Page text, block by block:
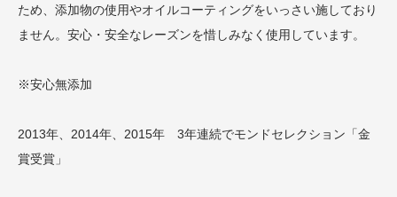
ため、添加物の使用やオイルコーティングをいっさい施しており
ません。安心・安全なレーズンを惜しみなく使用しています。
※安心無添加
2013年、2014年、2015年 3年連続でモンドセレクション「金
賞受賞」